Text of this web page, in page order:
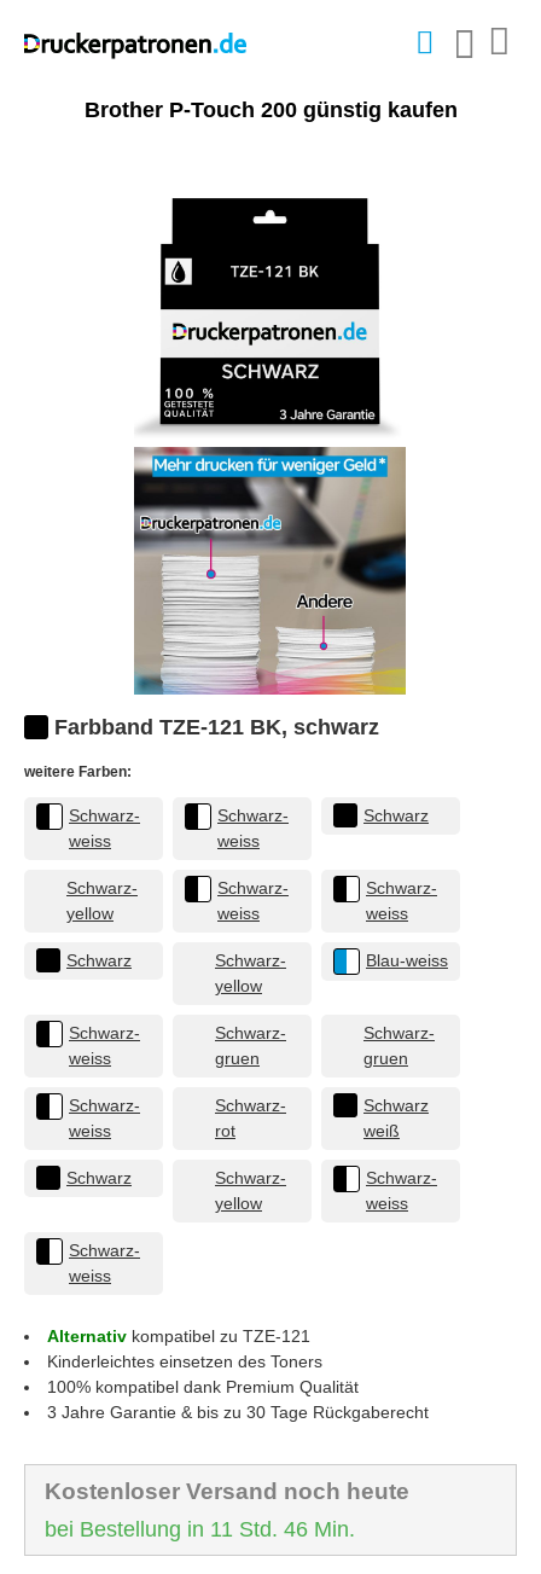
Brother P-Touch 200 günstig kaufen
Farbband TZE-121 BK, schwarz
weitere Farben:
Schwarz-
weiss
Schwarz-
weiss
Schwarz
Schwarz-
yellow
Schwarz-
weiss
Schwarz-
weiss
Schwarz
Schwarz-
yellow
Blau-weiss
Schwarz-
weiss
Schwarz-
gruen
Schwarz-
gruen
Schwarz-
weiss
Schwarz-
rot
Schwarz
weiß
Schwarz
Schwarz-
yellow
Schwarz-
weiss
Schwarz-
weiss
Alternativ kompatibel zu TZE-121
Kinderleichtes einsetzen des Toners
100% kompatibel dank Premium Qualität
3 Jahre Garantie & bis zu 30 Tage Rückgaberecht
Kostenloser Versand noch heute
bei Bestellung in 11 Std. 46 Min.